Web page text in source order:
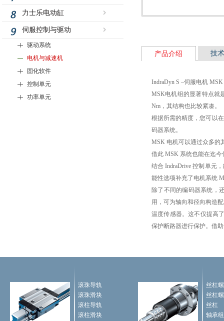
力士乐电动缸
伺服控制与驱动
驱动系统
电机与减速机
固化软件
控制单元
功率单元
产品介绍 技
IndraDyn S –伺服电机
MSK电机组的显著特点就
Nm，其结构也比较紧凑。
根据所需的精度，您可以
码器系统。
MSK 电机可以通过众多的
借此 MSK 系统也能在迄
结合 IndraDrive 控制单元
能性选项补充了电机系统
除了不同的编码器系统，
用，可为轴向和径向构造
温度传感器。这不仅提高
保护断路器进行保护。借
滚珠导轨
滚珠滑块
滚柱导轨
滚柱滑块
丝杠
丝杠
丝杠
轴承